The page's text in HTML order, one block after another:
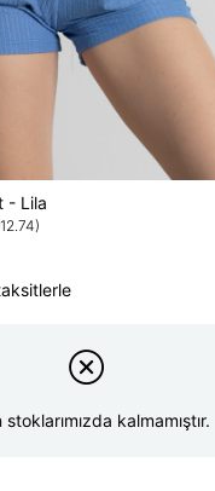
- Lila
stoklarımızda kalmamıştır.